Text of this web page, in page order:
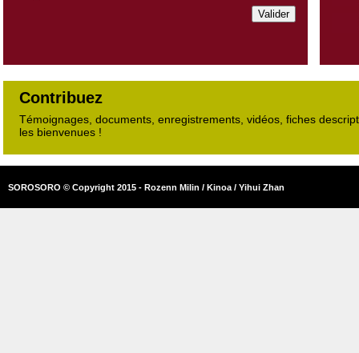
Contribuez
Témoignages, documents, enregistrements, vidéos, fiches
les bienvenues !
SOROSORO © Copyright 2015 - Rozenn Milin / Kinoa / Yihui Zhan